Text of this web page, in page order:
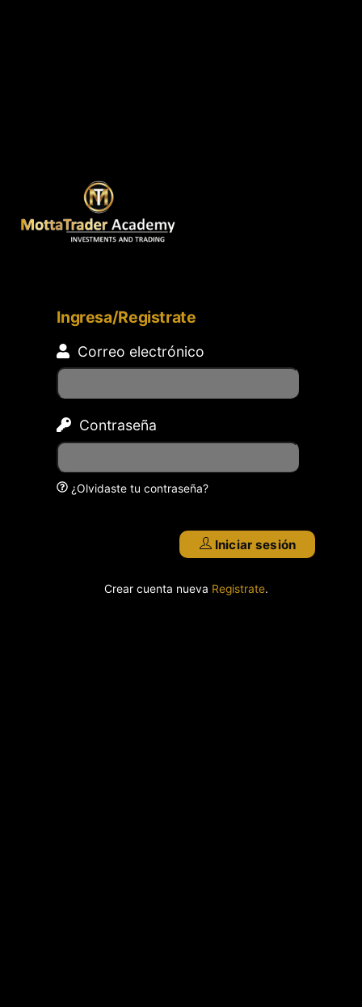
Ingresa/Registrate
Correo electrónico
Contraseña
¿Olvidaste tu contraseña?
Iniciar sesión
Crear cuenta nueva Registrate.